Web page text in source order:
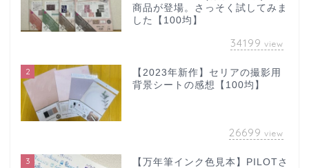
商品が登場。さっそく試してみま
した【100均】
34199 view
2
【2023年新作】セリアの撮影用
背景シートの感想【100均】
26699 view
3
【万年筆インク色見本】PILOTさ